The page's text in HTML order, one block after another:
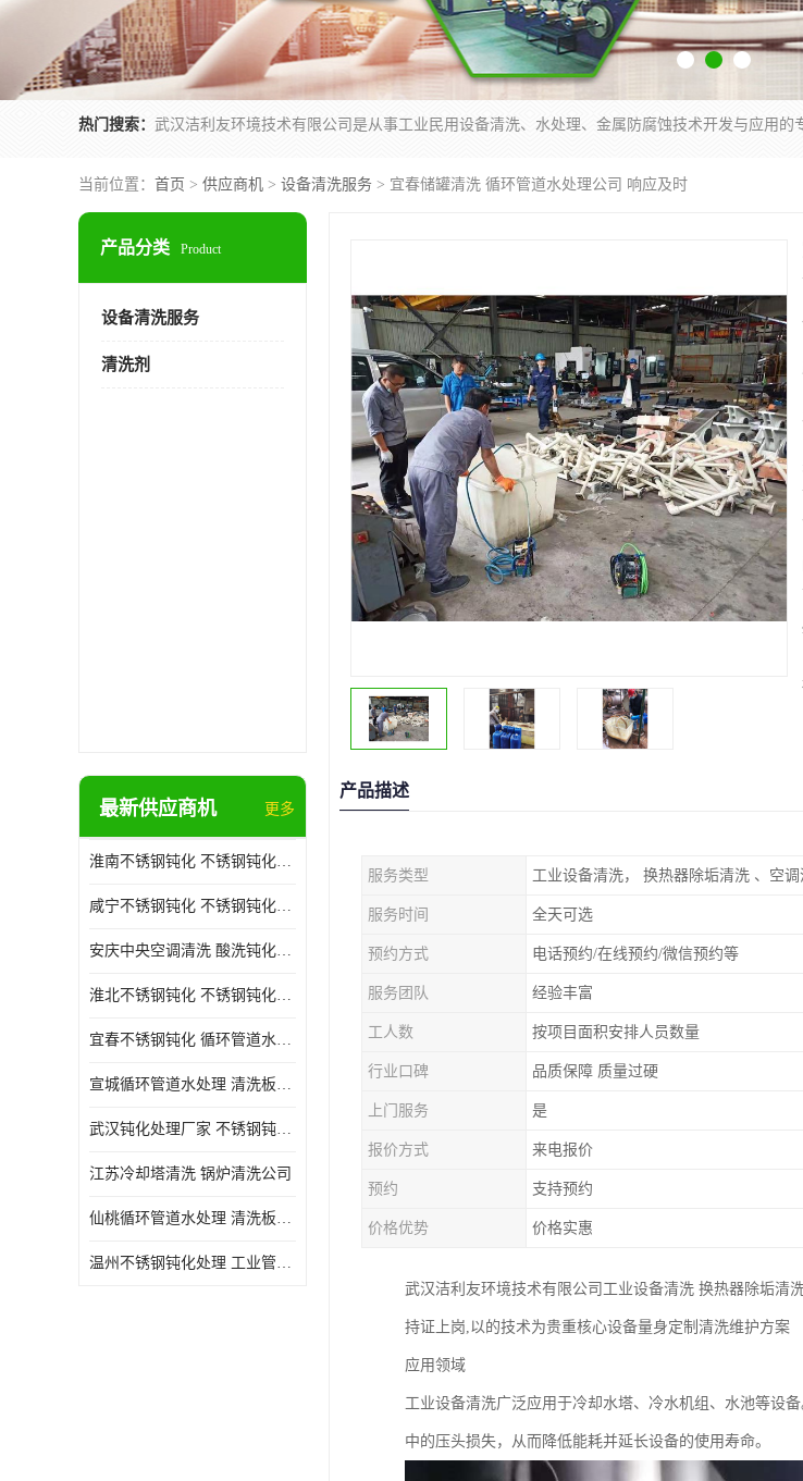
热门搜索：
当前位置： 首页 > 供应商机 > 设备清洗服务 > 宜春储罐清洗 循环管道水处理公司 响应及时
产品分类 Product
设备清洗服务
清洗剂
最新供应商机 更多
淮南不锈钢钝化 不锈钢钝化公司
咸宁不锈钢钝化 不锈钢钝化处理公司
安庆中央空调清洗 酸洗钝化公司
淮北不锈钢钝化 不锈钢钝化公司
宜春不锈钢钝化 循环管道水处理公司
宣城循环管道水处理 清洗板式换热器公司
武汉钝化处理厂家 不锈钢钝化公司
江苏冷却塔清洗 锅炉清洗公司
仙桃循环管道水处理 清洗板式换热器公司 服务好
温州不锈钢钝化处理 工业管道清洗公司 20年行业经验
产品描述
服务类型 工业设备清洗， 换热器除垢清洗 、空
服务时间 全天可选
预约方式 电话预约/在线预约/微信预约等
服务团队 经验丰富
工人数 按项目面积安排人员数量
行业口碑 品质保障 质量过硬
上门服务 是
报价方式 来电报价
预约 支持预约
价格优势 价格实惠
武汉洁利友环境技术有限公司工业设备清洗 换热器除垢清
持证上岗,以的技术为贵重核心设备量身定制清洗维护方案
应用领域
工业设备清洗广泛应用于冷却水塔、冷水机组、水池等设
中的压头损失，从而降低能耗并延长设备的使用寿命。